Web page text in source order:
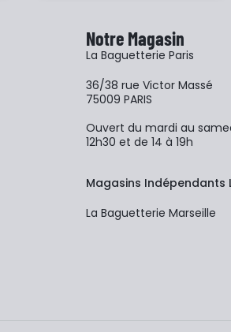
Notre Magasin
La Baguetterie Paris
36/38 rue Victor Massé
75009 PARIS
Ouvert du mardi au
12h30 et de 14 à 19h
Magasins Indépendants
La Baguetterie Marseille